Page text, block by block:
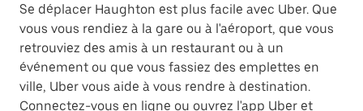
Se déplacer Haughton est plus facile avec Uber. Que
vous vous rendiez à la gare ou à l'aéroport, que vous
retrouviez des amis à un restaurant ou à un
événement ou que vous fassiez des emplettes en
ville, Uber vous aide à vous rendre à destination.
Connectez-vous en ligne ou ouvrez l'app Uber et